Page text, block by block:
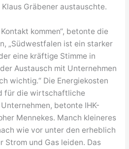
Gräbener austauschte.
kommen“, betonte die
„Südwestfalen ist ein starker
eine kräftige Stimme in
Austausch mit Unternehmen
wichtig.“ Die Energiekosten
für die wirtschaftliche
betonte IHK-
Mennekes. Manch kleineres
wie vor unter den erheblich
Strom und Gas leiden. Das